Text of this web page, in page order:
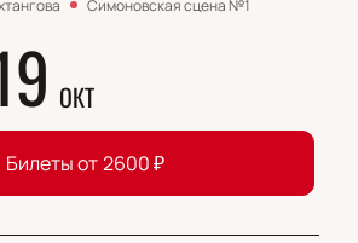
Симоновская сцена №1
ОКТ
Билеты от 2600₽